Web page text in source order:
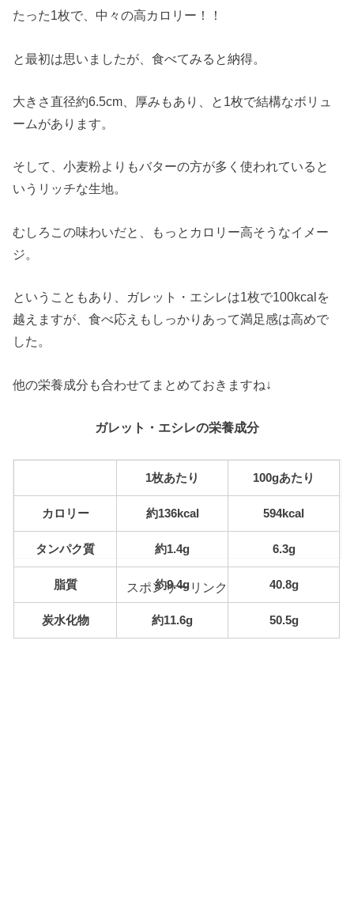
たった1枚で、中々の高カロリー！！
と最初は思いましたが、食べてみると納得。
大きさ直径約6.5cm、厚みもあり、と1枚で結構なボリュ
ームがあります。
そして、小麦粉よりもバターの方が多く使われていると
いうリッチな生地。
むしろこの味わいだと、もっとカロリー高そうなイメー
ジ。
ということもあり、ガレット・エシレは1枚で100kcalを
越えますが、食べ応えもしっかりあって満足感は高めで
した。
他の栄養成分も合わせてまとめておきますね↓
ガレット・エシレの栄養成分
1枚あたり 100gあたり
カロリー 約136kcal 594kcal
タンパク質 約1.4g 6.3g
脂質 約9.4g 40.8g
炭水化物 約11.6g 50.5g
スポンサーリンク